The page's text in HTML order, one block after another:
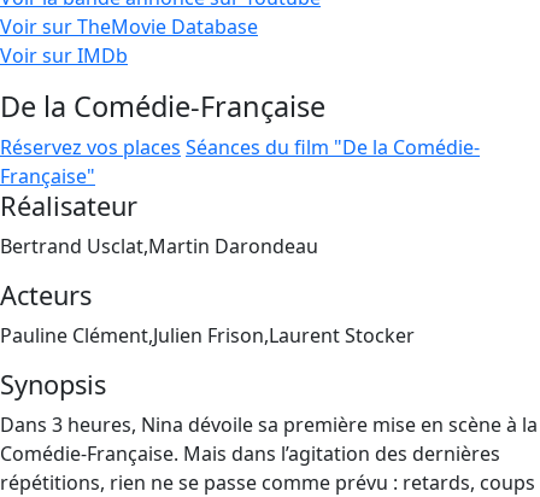
Voir sur TheMovie Database
Voir sur IMDb
De la Comédie-Française
Réservez vos places Séances du film "De la Comédie-
Française"
Réalisateur
Bertrand Usclat,Martin Darondeau
Acteurs
Pauline Clément,Julien Frison,Laurent Stocker
Synopsis
Dans 3 heures, Nina dévoile sa première mise en scène à la
Comédie-Française. Mais dans l’agitation des dernières
répétitions, rien ne se passe comme prévu : retards, coups